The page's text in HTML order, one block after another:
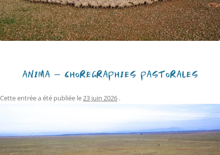
ANIMA – CHORÉGRAPHIES PASTORALES
Cette entrée a été publiée le23 juin 2026 .